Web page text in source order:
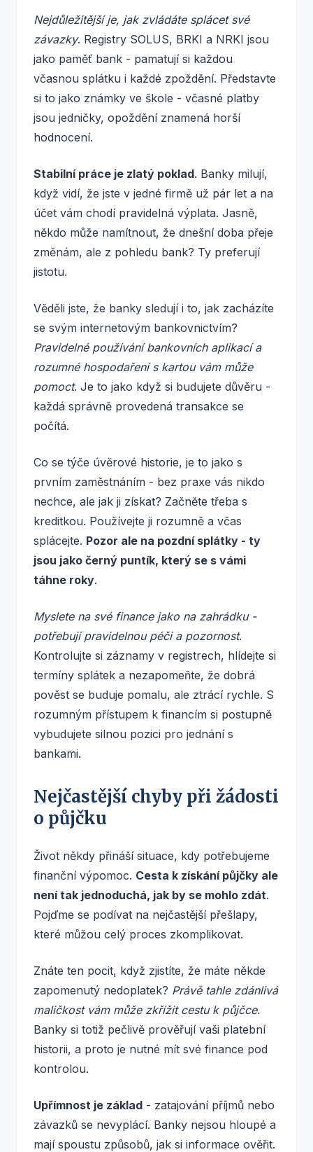
Nejdůležitější je, jak zvládáte splácet své
závazky. Registry SOLUS, BRKI a NRKI jsou
jako paměť bank - pamatují si každou
včasnou splátku i každé zpoždění. Představte
si to jako známky ve škole - včasné platby
jsou jedničky, opoždění znamená horší
hodnocení.
Stabilní práce je zlatý poklad. Banky milují,
když vidí, že jste v jedné firmě už pár let a na
účet vám chodí pravidelná výplata. Jasně,
někdo může namítnout, že dnešní doba přeje
změnám, ale z pohledu bank? Ty preferují
jistotu.
Věděli jste, že banky sledují i to, jak zacházíte
se svým internetovým bankovnictvím?
Pravidelné používání bankovních aplikací a
rozumné hospodaření s kartou vám může
pomoct. Je to jako když si budujete důvěru -
každá správně provedená transakce se
počítá.
Co se týče úvěrové historie, je to jako s
prvním zaměstnáním - bez praxe vás nikdo
nechce, ale jak ji získat? Začněte třeba s
kreditkou. Používejte ji rozumně a včas
splácejte. Pozor ale na pozdní splátky - ty
jsou jako černý puntík, který se s vámi
táhne roky.
Myslete na své finance jako na zahrádku -
potřebují pravidelnou péči a pozornost.
Kontrolujte si záznamy v registrech, hlídejte si
termíny splátek a nezapomeňte, že dobrá
pověst se buduje pomalu, ale ztrácí rychle. S
rozumným přístupem k financím si postupně
vybudujete silnou pozici pro jednání s
bankami.
Nejčastější chyby při žádosti
o půjčku
Život někdy přináší situace, kdy potřebujeme
finanční výpomoc. Cesta k získání půjčky ale
není tak jednoduchá, jak by se mohlo zdát.
Pojďme se podívat na nejčastější přešlapy,
které můžou celý proces zkomplikovat.
Znáte ten pocit, když zjistíte, že máte někde
zapomenutý nedoplatek? Právě tahle zdánlivá
maličkost vám může zkřížit cestu k půjčce.
Banky si totiž pečlivě prověřují vaši platební
historii, a proto je nutné mít své finance pod
kontrolou.
Upřímnost je základ - zatajování příjmů nebo
závazků se nevyplácí. Banky nejsou hloupé a
mají spoustu způsobů, jak si informace ověřit.